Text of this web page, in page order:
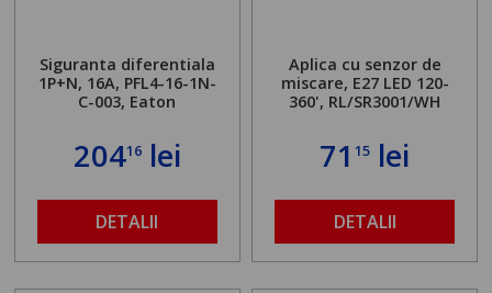
Siguranta diferentiala
1P+N, 16A, PFL4-16-1N-
C-003, Eaton
20416lei
DETALII
Aplica cu senzor de
miscare, E27 LED 120-
360', RL/SR3001/WH
7115 lei
DETALII